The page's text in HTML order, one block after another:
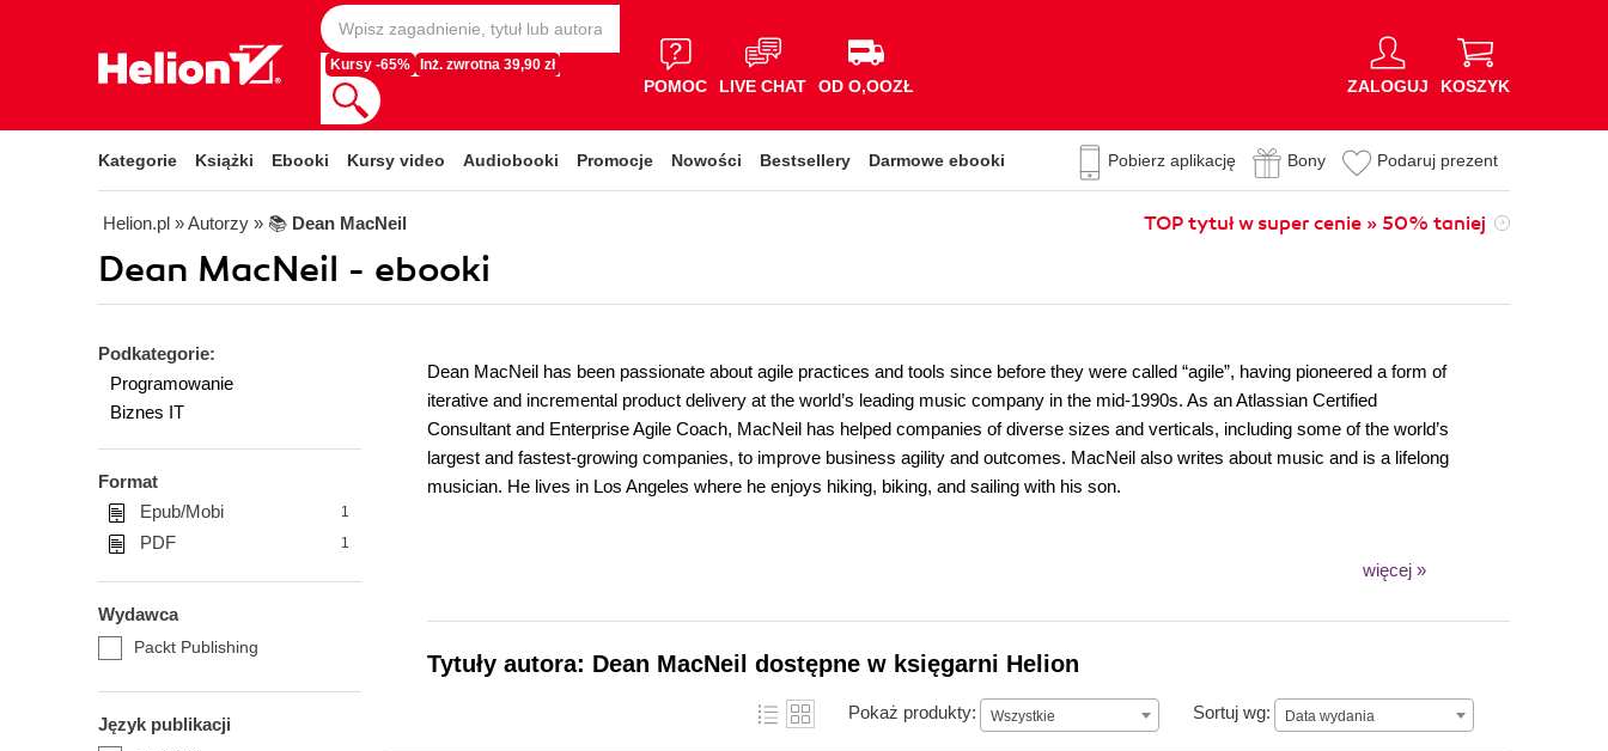
Kursy -65% Inż. zwrotna 39,90 zł
POMOC LIVE CHAT OD O,OOZŁ ZALOGUJ KOSZYK
Kategorie Książki Ebooki Kursy video Audiobooki Promocje Nowości Bestsellery Darmowe ebooki Pobierz aplikację Bony Podaruj prezent
Helion.pl » Autorzy » 📚 Dean MacNeil TOP tytuł w super cenie » 50% taniej
Dean MacNeil - ebooki
Podkategorie:
Programowanie
Biznes IT
Format
Epub/Mobi
1
PDF 1
Wydawca
Packt Publishing
Język publikacji
Dean MacNeil has been passionate about agile practices and tools since before they were called “agile”, having pioneered a form of
iterative and incremental product delivery at the world’s leading music company in the mid-1990s. As an Atlassian Certified
Consultant and Enterprise Agile Coach, MacNeil has helped companies of diverse sizes and verticals, including some of the world’s
largest and fastest-growing companies, to improve business agility and outcomes. MacNeil also writes about music and is a lifelong
musician. He lives in Los Angeles where he enjoys hiking, biking, and sailing with his son.
więcej »
Tytuły autora: Dean MacNeil dostępne w księgarni Helion
Pokaż produkty: Wszystkie Sortuj wg: Data wydania
Data wydania